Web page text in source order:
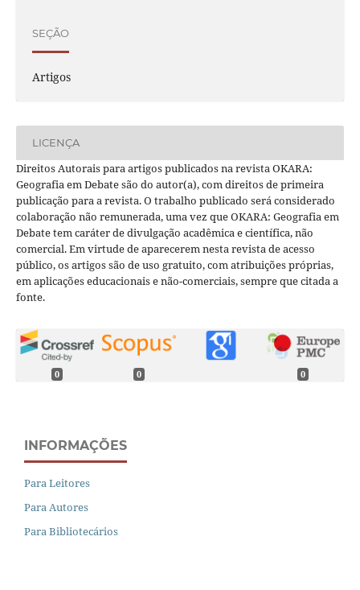
SEÇÃO
Artigos
LICENÇA
Direitos Autorais para artigos publicados na revista OKARA:
Geografia em Debate são do autor(a), com direitos de primeira
publicação para a revista. O trabalho publicado será considerado
colaboração não remunerada, uma vez que OKARA: Geografia em
Debate tem caráter de divulgação acadêmica e científica, não
comercial. Em virtude de aparecerem nesta revista de acesso
público, os artigos são de uso gratuito, com atribuições próprias,
em aplicações educacionais e não-comerciais, sempre que citada a
fonte.
0 0 0
INFORMAÇÕES
Para Leitores
Para Autores
Para Bibliotecários